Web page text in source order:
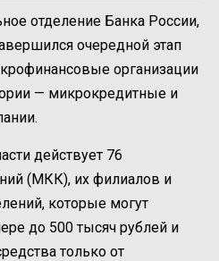
отделение Банка России,
очередной этап
организации
— микрокредитные и
действует 76
(МКК), их филиалов и
которые могут
до 500 тысяч рублей и
только от